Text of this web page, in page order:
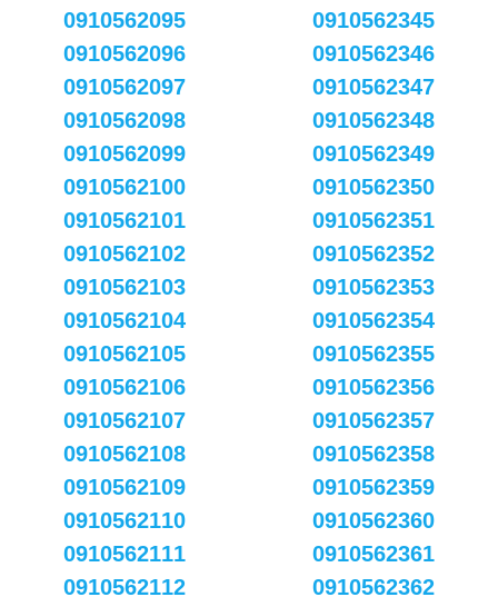
0910562095
0910562096
0910562097
0910562098
0910562099
0910562100
0910562101
0910562102
0910562103
0910562104
0910562105
0910562106
0910562107
0910562108
0910562109
0910562110
0910562111
0910562112
0910562345
0910562346
0910562347
0910562348
0910562349
0910562350
0910562351
0910562352
0910562353
0910562354
0910562355
0910562356
0910562357
0910562358
0910562359
0910562360
0910562361
0910562362